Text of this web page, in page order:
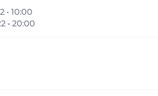
• 10:00
• 20:00